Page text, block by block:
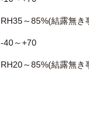
RH35～85%(結露無き
-40～+70
RH20～85%(結露無き